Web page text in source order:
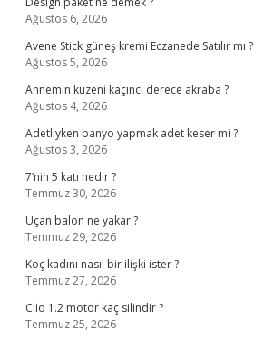
Ağustos 6, 2026
Avene Stick güneş kremi Eczanede Satılır mı ?
Ağustos 5, 2026
Annemin kuzeni kaçıncı derece akraba ?
Ağustos 4, 2026
Adetliyken banyo yapmak adet keser mi ?
Ağustos 3, 2026
7’nin 5 katı nedir ?
Temmuz 30, 2026
Uçan balon ne yakar ?
Temmuz 29, 2026
Koç kadını nasıl bir ilişki ister ?
Temmuz 27, 2026
Clio 1.2 motor kaç silindir ?
Temmuz 25, 2026